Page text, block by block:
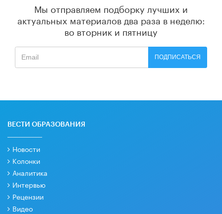
Мы отправляем подборку лучших и
актуальных материалов два раза в неделю:
во вторник и пятницу
ПОДПИСАТЬСЯ
ВЕСТИ ОБРАЗОВАНИЯ
Новости
Колонки
Аналитика
Интервью
Рецензии
Видео